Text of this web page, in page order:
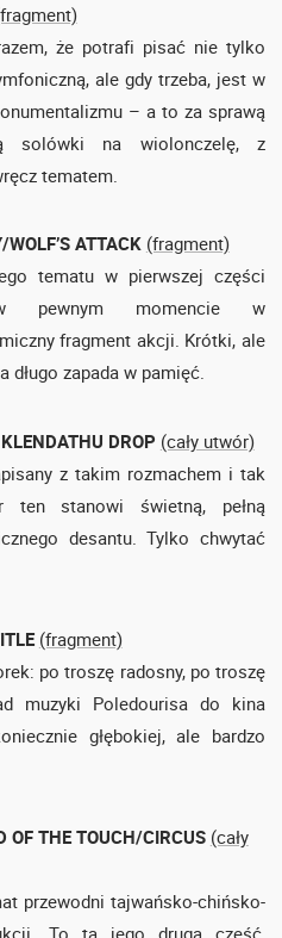
że potrafi pisać nie tylko
ale gdy trzeba, jest w
– a to za sprawą
solówki na wiolonczelę, z
tematem.
ATTACK (fragment)
tematu w pierwszej części
pewnym momencie w
fragment akcji. Krótki, ale
długo zapada w pamięć.
DROP (cały utwór)
z takim rozmachem i tak
ten stanowi świetną, pełną
desantu. Tylko chwytać
(fragment)
po troszę radosny, po troszę
muzyki Poledourisa do kina
głębokiej, ale bardzo
OF THE TOUCH/CIRCUS (cały
przewodni tajwańsko-chińsko-
To ta jego druga część,